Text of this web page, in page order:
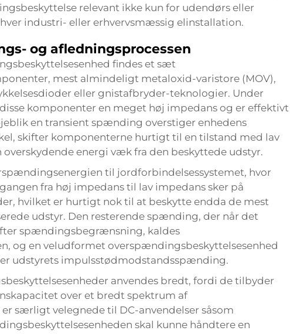
relevant ikke kun for udendørs eller
industri- eller erhvervsmæssig elinstallation.
og afledningsprocessen
findes et sæt
mest almindeligt metaloxid-varistore (MOV),
eller gnistafbryder-teknologier. Under
komponenter en meget høj impedans og er effektivt
en transient spænding overstiger enhedens
skifter komponenterne hurtigt til en tilstand med lav
energi væk fra den beskyttede udstyr.
til jordforbindelsessystemet, hvor
fra høj impedans til lav impedans sker på
hvilket er hurtigt nok til at beskytte endda de mest
udstyr. Den resterende spænding, der når det
spændingsbegrænsning, kaldes
og en veludformet overspændingsbeskyttelsesenhed
udstyrets impulsstødmodstandsspænding.
anvendes bredt, fordi de tilbyder
over et bredt spektrum af
særligt velegnede til DC-anvendelser såsom
skal kunne håndtere en